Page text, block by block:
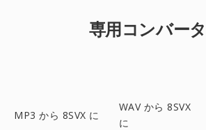
専用コンバー
MP3 から 8SVX に
WAV から 8SVX
に